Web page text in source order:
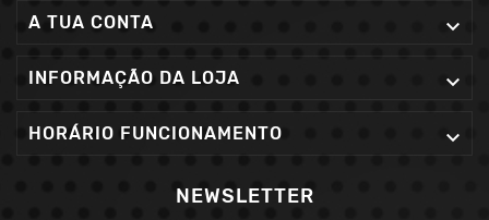
A TUA CONTA 
INFORMAÇÃO DA LOJA 
HORÁRIO FUNCIONAMENTO 
NEWSLETTER